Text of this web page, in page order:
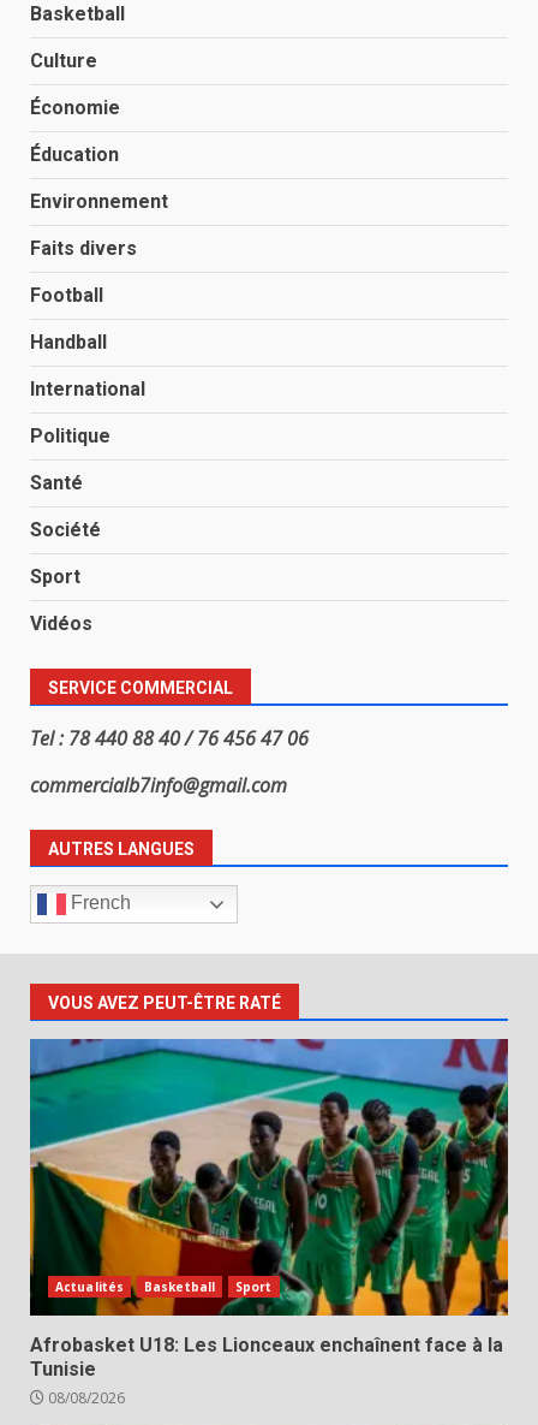
Basketball
Culture
Économie
Éducation
Environnement
Faits divers
Football
Handball
International
Politique
Santé
Société
Sport
Vidéos
SERVICE COMMERCIAL
Tel : 78 440 88 40 / 76 456 47 06
commercialb7info@gmail.com
AUTRES LANGUES
French
VOUS AVEZ PEUT-ÊTRE RATÉ
Actualités Basketball Sport
Afrobasket U18: Les Lionceaux enchaînent face à la
Tunisie
08/08/2026